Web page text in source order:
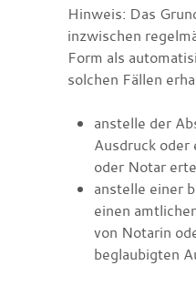
Hinweis: Das
inzwischen
Form als
solchen Fällen
anstelle der
Ausdruck oder
oder Notar
anstelle einer
einen
von Notarin
beglaubigten